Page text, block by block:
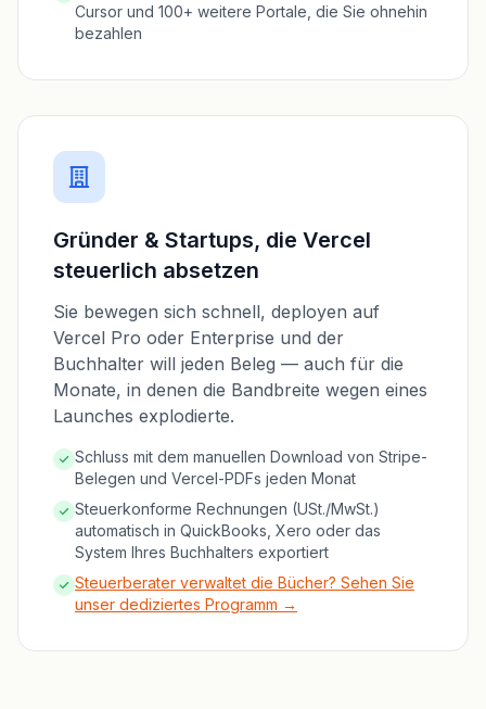
Cursor und 100+ weitere Portale, die Sie ohnehin
bezahlen
Gründer & Startups, die Vercel
steuerlich absetzen
Sie bewegen sich schnell, deployen auf
Vercel Pro oder Enterprise und der
Buchhalter will jeden Beleg — auch für die
Monate, in denen die Bandbreite wegen eines
Launches explodierte.
Schluss mit dem manuellen Download von Stripe-
Belegen und Vercel-PDFs jeden Monat
Steuerkonforme Rechnungen (USt./MwSt.)
automatisch in QuickBooks, Xero oder das
System Ihres Buchhalters exportiert
Steuerberater verwaltet die Bücher? Sehen Sie
unser dediziertes Programm →